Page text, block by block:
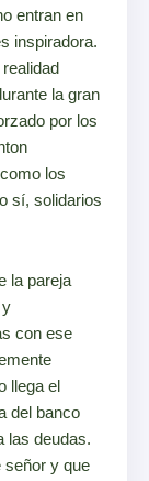
entran en
inspiradora.
la gran
por los
los
sí, solidarios
la pareja
y
con ese
llega el
del banco
las deudas.
señor y que